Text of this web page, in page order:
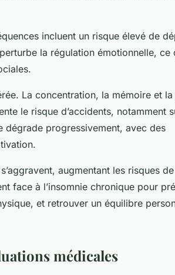
incluent un risque élevé de
la régulation émotionnelle, ce
La concentration, la mémoire et
le risque d’accidents, notamment
dégrade progressivement, avec des
augmentant les risques
face à l’insomnie chronique pour
et retrouver un équilibre
médicales